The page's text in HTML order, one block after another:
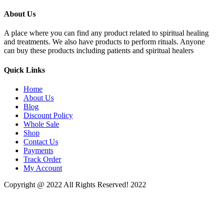
About Us
A place where you can find any product related to spiritual healing
and treatments. We also have products to perform rituals. Anyone
can buy these products including patients and spiritual healers
Quick Links
Home
About Us
Blog
Discount Policy
Whole Sale
Shop
Contact Us
Payments
Track Order
My Account
Copyright @ 2022 All Rights Reserved! 2022